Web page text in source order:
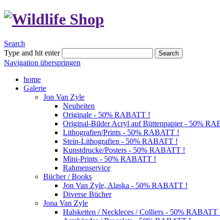
Search
Type and hit enter
Search
Navigation überspringen
home
Galerie
Jon Van Zyle
Neuheiten
Originale - 50% RABATT !
Original-Bilder Acryl auf Büttenpapier - 50%
Lithografien/Prints - 50% RABATT !
Stein-Lithografien - 50% RABATT !
Kunstdrucke/Posters - 50% RABATT !
Mini-Prints - 50% RABATT !
Rahmenservice
Bücher / Books
Jon Van Zyle, Alaska - 50% RABATT !
Diverse Bücher
Jona Van Zyle
Halsketten / Neckleces / Colliers - 50% RABATT